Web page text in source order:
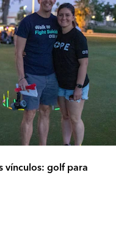
vínculos: golf para